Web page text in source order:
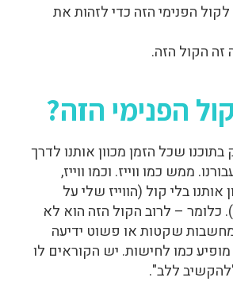
הפנימי הזה כדי לזהות את
זה הקול הזה.
הפנימי הזה?
שכל הזמן מכוון אותנו לדרך
ממש כמו ווייז. וכמו ווייז,
בלי קול (הווייז שלי על
– לרוב הקול הזה הוא לא
שקטות או פשוט ידיעה
כמו לחישות. יש הקוראים לו
ללב".